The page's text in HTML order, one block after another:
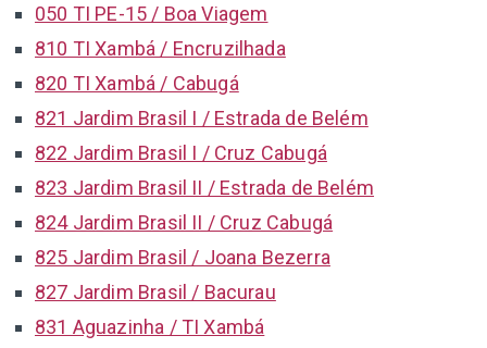
050 TI PE-15 / Boa Viagem
810 TI Xambá / Encruzilhada
820 TI Xambá / Cabugá
821 Jardim Brasil I / Estrada de Belém
822 Jardim Brasil I / Cruz Cabugá
823 Jardim Brasil II / Estrada de Belém
824 Jardim Brasil II / Cruz Cabugá
825 Jardim Brasil / Joana Bezerra
827 Jardim Brasil / Bacurau
831 Aguazinha / TI Xambá